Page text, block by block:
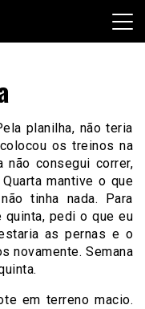
planilha, não teria
os treinos na
não consegui correr,
mantive o que
tinha nada. Para
quinta, pedi o que eu
as pernas e o
novamente. Semana
em terreno macio.